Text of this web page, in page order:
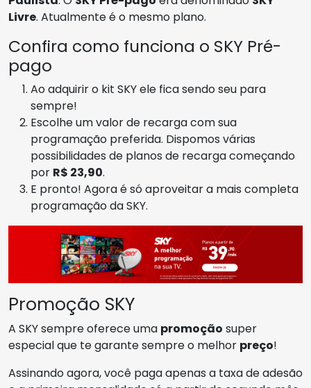
Livre. Atualmente é o mesmo plano.
Confira como funciona o SKY Pré-
pago
Ao adquirir o kit SKY ele fica sendo seu para
sempre!
Escolhe um valor de recarga com sua
programação preferida. Dispomos várias
possibilidades de planos de recarga começando
por R$ 23,90.
E pronto! Agora é só aproveitar a mais completa
programação da SKY.
Promoção SKY
A SKY sempre oferece uma promoção super
especial que te garante sempre o melhor preço!
Assinando agora, você paga apenas a taxa de adesão